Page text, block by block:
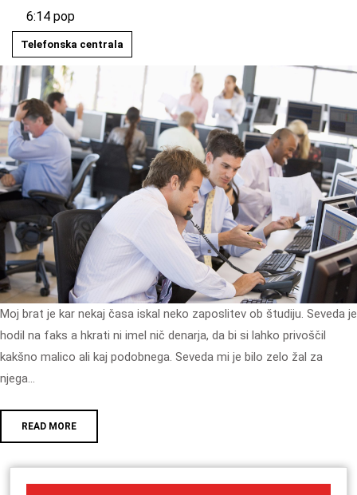
6:14 pop
Telefonska centrala
Moj brat je kar nekaj časa iskal neko zaposlitev ob študiju. Seveda je
hodil na faks a hkrati ni imel nič denarja, da bi si lahko privoščil
kakšno malico ali kaj podobnega. Seveda mi je bilo zelo žal za
njega…
READ MORE